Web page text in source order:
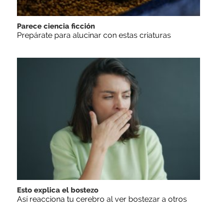
Parece ciencia ficción
Prepárate para alucinar con estas criaturas
Esto explica el bostezo
Así reacciona tu cerebro al ver bostezar a otros